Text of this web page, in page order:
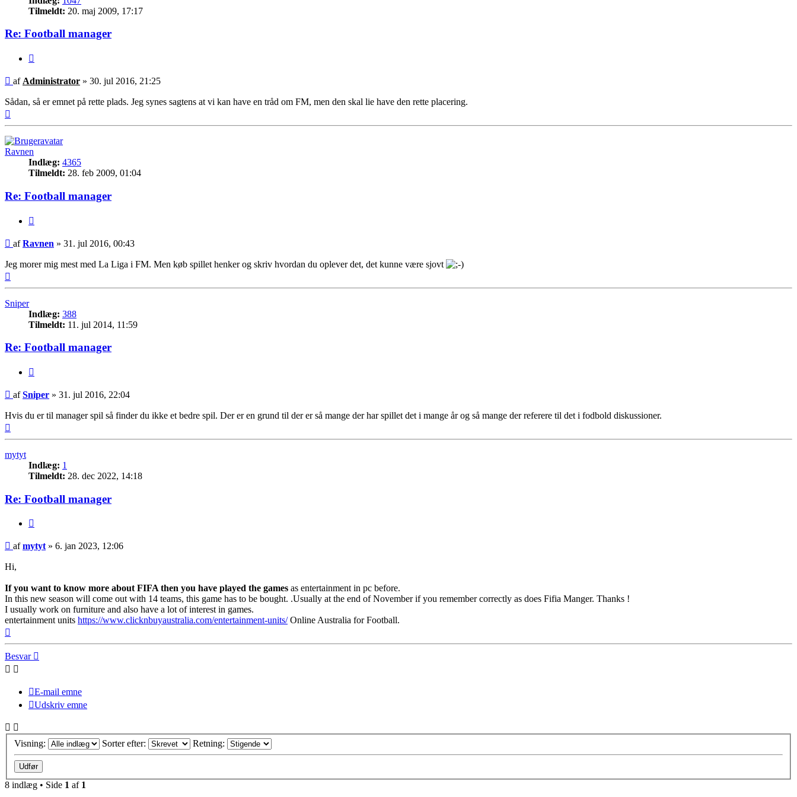
Tilmeldt: 20. maj 2009, 17:17
Re: Football manager
Indlæg
af Administrator » 30. jul 2016, 21:25
Sådan, så er emnet på rette plads. Jeg synes sagtens at vi kan have en tråd om FM, men den skal lie have den rette placering.
Ravnen
Indlæg: 4365
Tilmeldt: 28. feb 2009, 01:04
Re: Football manager
Indlæg
afRavnen » 31. jul 2016, 00:43
Jeg morer mig mest med La Liga i FM. Men køb spillet henker og skriv hvordan du oplever det, det kunne være sjovt
Sniper
Indlæg: 388
Tilmeldt: 11. jul 2014, 11:59
Re: Football manager
Indlæg
afSniper » 31. jul 2016, 22:04
Hvis du er til manager spil så finder du ikke et bedre spil. Der er en grund til der er så mange der har spillet det i mange år og så mange der referere til det i fodbold diskussioner.
mytyt
Indlæg: 1
Tilmeldt: 28. dec 2022, 14:18
Re: Football manager
Indlæg
afmytyt » 6. jan 2023, 12:06
Hi,
If you want to know more about FIFA then you have played the games as entertainment in pc before.
In this new season will come out with 14 teams, this game has to be bought. .Usually at the end of November if you remember correctly as does Fifia Manger. Thanks !
I usually work on furniture and also have a lot of interest in games.
entertainment units https://www.clicknbuyaustralia.com/entertainment-units/Online Australia for Football.
Besvar
E-mail emne
Udskriv emne
Visning: Sorter efter: Retning:
8 indlæg • Side 1 af 1